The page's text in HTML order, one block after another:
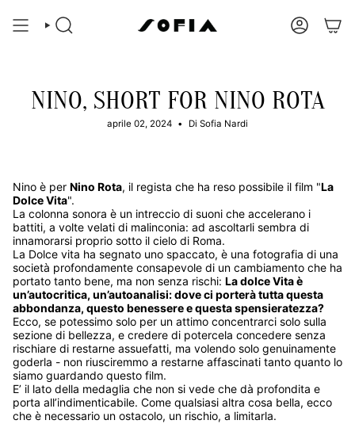
contenutoCERCA ACCOUNT
NINO, SHORT FOR NINO ROTA
aprile 02, 2024 Di Sofia Nardi
Nino è per Nino Rota, il regista che ha reso possibile il film "La
Dolce Vita".
La colonna sonora è un intreccio di suoni che accelerano i
battiti, a volte velati di malinconia: ad ascoltarli sembra di
innamorarsi proprio sotto il cielo di Roma.
La Dolce vita ha segnato uno spaccato, è una fotografia di una
società profondamente consapevole di un cambiamento che ha
portato tanto bene, ma non senza rischi: La dolce Vita è
un’autocritica, un’autoanalisi: dove ci porterà tutta questa
abbondanza, questo benessere e questa spensieratezza?
Ecco, se potessimo solo per un attimo concentrarci solo sulla
sezione di bellezza, e credere di potercela concedere senza
rischiare di restarne assuefatti, ma volendo solo genuinamente
goderla - non riusciremmo a restarne affascinati tanto quanto lo
siamo guardando questo film.
E’ il lato della medaglia che non si vede che dà profondita e
porta all’indimenticabile. Come qualsiasi altra cosa bella, ecco
che è necessario un ostacolo, un rischio, a limitarla.